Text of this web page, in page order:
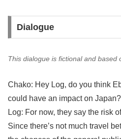
Dialogue
This dialogue is fictional and based
Chako: Hey Log, do you think
could have an impact on Japan?
Log: For now, they say the risk
Since there’s not much travel